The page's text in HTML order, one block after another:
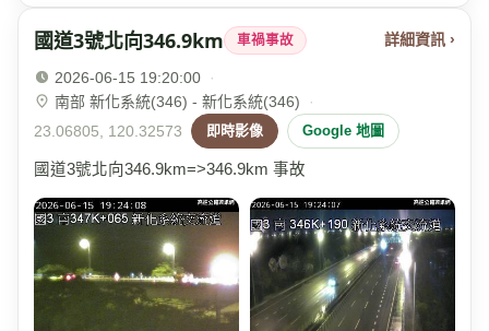
國道3號北向346.9km 車禍事故 詳細資訊 ›
2026-06-15 19:20:00
·
南部 新化系統(346) - 新化系統(346)
·
23.06805, 120.32573
即時影像 Google 地圖
國道3號北向346.9km=>346.9km 事故